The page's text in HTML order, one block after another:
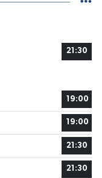
21:30
19:00
19:00
21:30
21:30